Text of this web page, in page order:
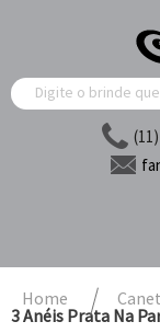
Home
3 Anéis Prata Na